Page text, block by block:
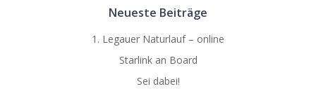
Neueste Beiträge
1. Legauer Naturlauf – online
Starlink an Board
Sei dabei!